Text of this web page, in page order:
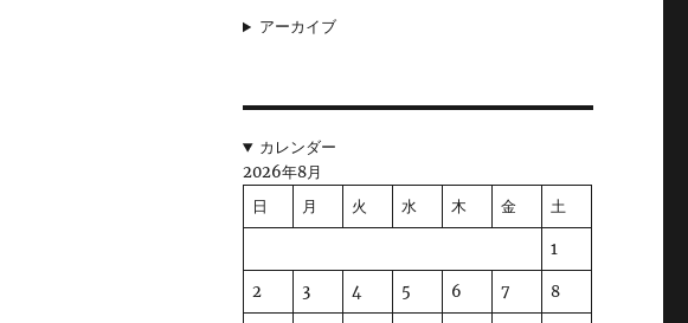
アーカイブ
カレンダー
2026年8月
日
月 火 水 木 金 土
1
2 3 4 5 6 7 8